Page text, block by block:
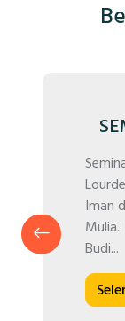
Iman
Budi...